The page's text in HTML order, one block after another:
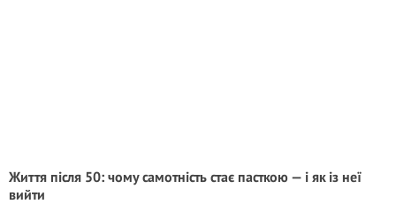
Життя після 50: чому самотність стає пасткою — і як із неї
вийти